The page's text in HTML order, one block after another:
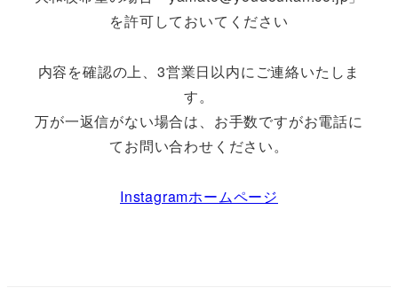
を許可しておいてください
内容を確認の上、3営業日以内にご連絡いたしま
す。
万が一返信がない場合は、お手数ですがお電話に
てお問い合わせください。
Instagramホームページ